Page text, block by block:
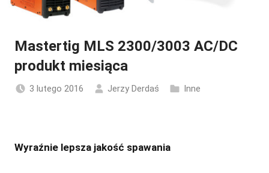
Mastertig MLS 2300/3003 AC/DC
produkt miesiąca
3 lutego 2016 Jerzy Derdaś Inne
Wyraźnie lepsza jakość spawania